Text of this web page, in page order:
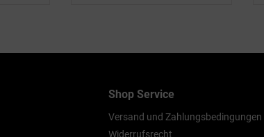
Shop Service
Versand und Zahlungsbedingungen
Widerrufsrecht